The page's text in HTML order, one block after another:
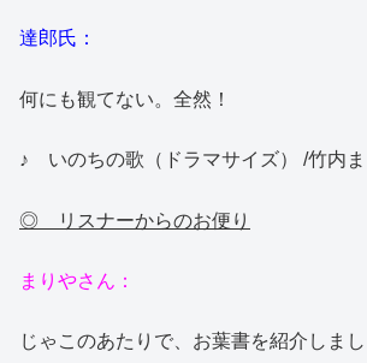
達郎氏：
何にも観てない。全然！
♪ いのちの歌（ドラマサイズ） /竹内
◎ リスナーからのお便り
まりやさん：
じゃこのあたりで、お葉書を紹介しまし